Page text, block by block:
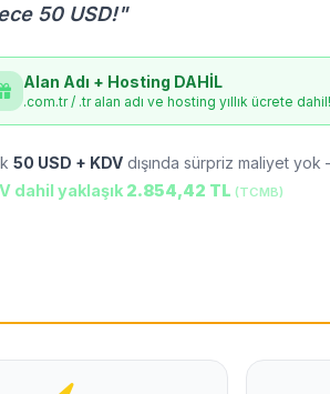
50 USD!"
Alan Adı + Hosting DAHİL
.com.tr / .tr alan adı ve hosting yıllık ücrete dahil!
50 USD + KDV dışında sürpriz maliyet
dahil yaklaşık 2.854,42 TL (TCMB)